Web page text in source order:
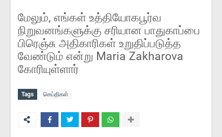
மேலும், எங்கள் உத்தியோகபூர்வ
நிறுவனங்களுக்கு சரியான பாதுகாப்பை
பிரெஞ்சு அதிகாரிகள் உறுதிப்படுத்த
வேண்டும் என்று Maria Zakharova
கோரியுள்ளார்
Tags செய்திகள்